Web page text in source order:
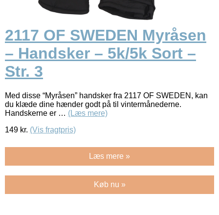
2117 OF SWEDEN Myråsen
– Handsker – 5k/5k Sort –
Str. 3
Med disse “Myråsen” handsker fra 2117 OF SWEDEN, kan
du klæde dine hænder godt på til vintermånederne.
Handskerne er … (Læs mere)
149 kr. (Vis fragtpris)
Læs mere »
Køb nu »